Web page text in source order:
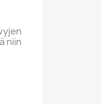
niin